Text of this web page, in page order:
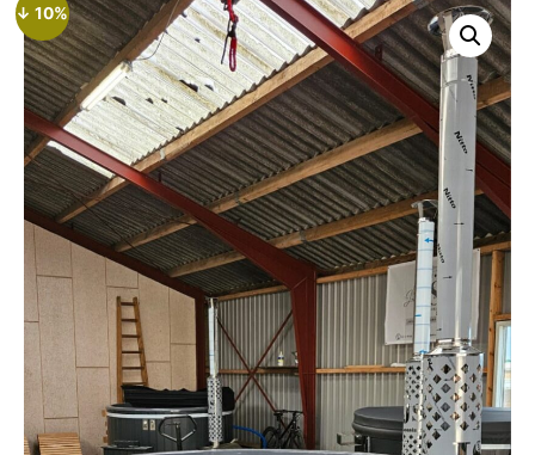
↓ 10%